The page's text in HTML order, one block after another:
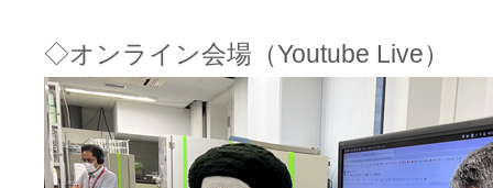
◇オンライン会場（Youtube Live）